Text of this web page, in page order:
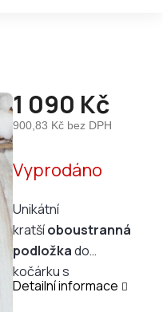
1 090 Kč
900,83 Kč bez DPH
Měrná
cena:
Vyprodáno
Unikátní
kratšíoboustranná
podložkado
kočárku s
postranními zipy, ke
Detailní informace